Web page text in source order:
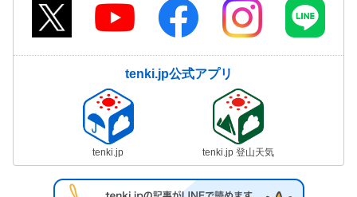
tenki.jp公式アプリ
tenki.jp tenki.jp 登山天気